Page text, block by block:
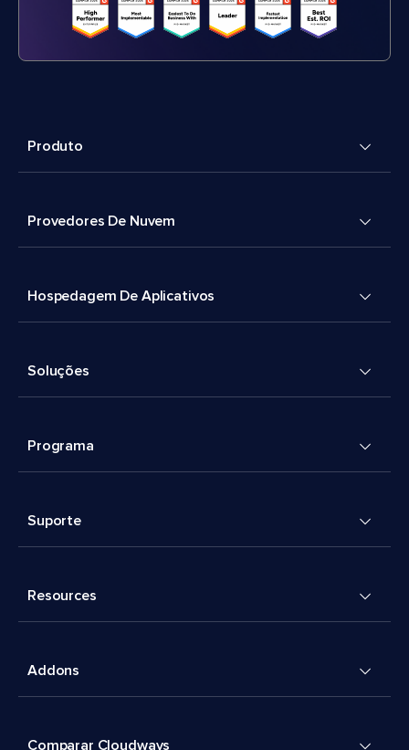
Produto
Provedores De Nuvem
Hospedagem De Aplicativos
Soluções
Programa
Suporte
Resources
Addons
Comparar Cloudways